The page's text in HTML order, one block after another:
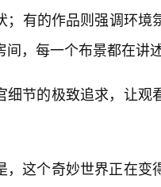
；有的作品则强调环
间，每一个布景都在讲
细节的极致追求，让观
，这个奇妙世界正在